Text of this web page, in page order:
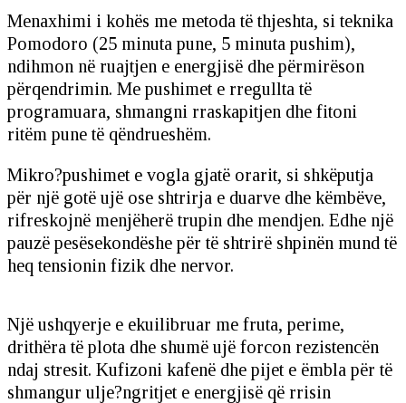
Menaxhimi i kohës me metoda të thjeshta, si teknika
Pomodoro (25 minuta pune, 5 minuta pushim),
ndihmon në ruajtjen e energjisë dhe përmirëson
përqendrimin. Me pushimet e rregullta të
programuara, shmangni rraskapitjen dhe fitoni
ritëm pune të qëndrueshëm.
Mikro?pushimet e vogla gjatë orarit, si shkëputja
për një gotë ujë ose shtrirja e duarve dhe këmbëve,
rifreskojnë menjëherë trupin dhe mendjen. Edhe një
pauzë pesësekondëshe për të shtrirë shpinën mund të
heq tensionin fizik dhe nervor.
Një ushqyerje e ekuilibruar me fruta, perime,
drithëra të plota dhe shumë ujë forcon rezistencën
ndaj stresit. Kufizoni kafenë dhe pijet e ëmbla për të
shmangur ulje?ngritjet e energjisë që rrisin